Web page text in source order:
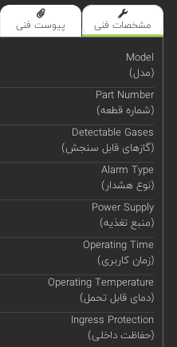
مشخصات فنی پیوست فنی
Model
(مدل)
Part Number
(شماره قطعه)
Detectable Gases
(گازهای قابل سنجش)
Alarm Type
(نوع هشدار)
Power Supply
(منبع تغذیه)
Operating Time
(زمان کاربری)
Operating Temperature
(دمای قابل تحمل)
Ingress Protection
(حفاظت داخلی)